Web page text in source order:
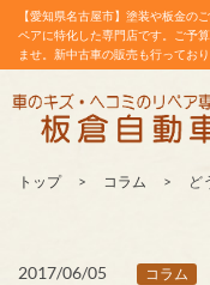
【愛知県名古屋市】塗装や板金の
ペアに特化した専門店です。ご予
ませ。新中古車の販売も行ってお
トップ コラム ど
2017/06/05 コラム